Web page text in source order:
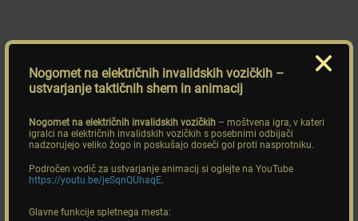
Nogomet na električnih invalidskih vozičkih –
ustvarjanje taktičnih shem in animacij
Nogomet na električnih invalidskih vozičkih – moštvena igra, v kateri
igralci na električnih invalidskih vozičkih s posebnimi odbijači
nadzorujejo veliko žogo in poskušajo doseči gol proti nasprotniku.
Področen vodič za ustvarjanje animacij si oglejte na YouTube
https://youtu.be/jeSqnQUhaqE.
Glavne funkcije spletnega mesta: